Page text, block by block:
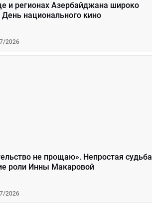
и регионах Азербайджана широко
День национального кино
2026
не прощаю». Непростая судьба
роли Инны Макаровой
2026